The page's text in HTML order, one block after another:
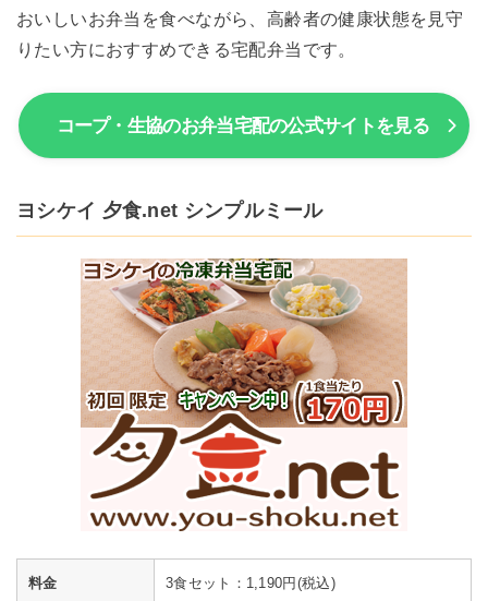
おいしいお弁当を食べながら、高齢者の健康状態を見守
りたい方におすすめできる宅配弁当です。
コープ・生協のお弁当宅配の公式サイトを見る
ヨシケイ 夕食.net シンプルミール
料金 3食セット：1,190円(税込)